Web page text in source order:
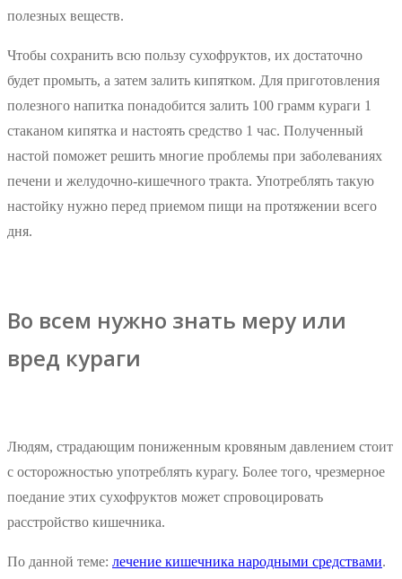
полезных веществ.
Чтобы сохранить всю пользу сухофруктов, их достаточно
будет промыть, а затем залить кипятком. Для приготовления
полезного напитка понадобится залить 100 грамм кураги 1
стаканом кипятка и настоять средство 1 час. Полученный
настой поможет решить многие проблемы при заболеваниях
печени и желудочно-кишечного тракта. Употреблять такую
настойку нужно перед приемом пищи на протяжении всего
дня.
Во всем нужно знать меру или
вред кураги
Людям, страдающим пониженным кровяным давлением стоит
с осторожностью употреблять курагу. Более того, чрезмерное
поедание этих сухофруктов может спровоцировать
расстройство кишечника.
По данной теме: лечение кишечника народными средствами.